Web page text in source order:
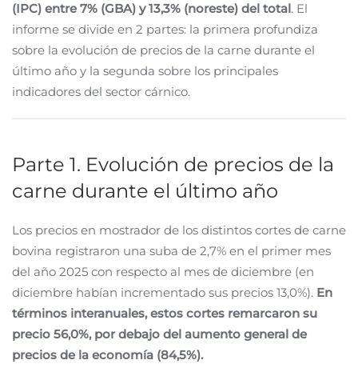
(IPC) entre 7% (GBA) y 13,3% (noreste) del total. El
informe se divide en 2 partes: la primera profundiza
sobre la evolución de precios de la carne durante el
último año y la segunda sobre los principales
indicadores del sector cárnico.
Parte 1. Evolución de precios de la
carne durante el último año
Los precios en mostrador de los distintos cortes de carne
bovina registraron una suba de 2,7% en el primer mes
del año 2025 con respecto al mes de diciembre (en
diciembre habían incrementado sus precios 13,0%). En
términos interanuales, estos cortes remarcaron su
precio 56,0%, por debajo del aumento general de
precios de la economía (84,5%).